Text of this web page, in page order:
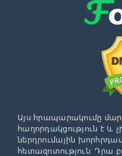
Այս հրապարակումը
հաղորդակցություն է և
ներդրումային
հետազոտություն: Դրա